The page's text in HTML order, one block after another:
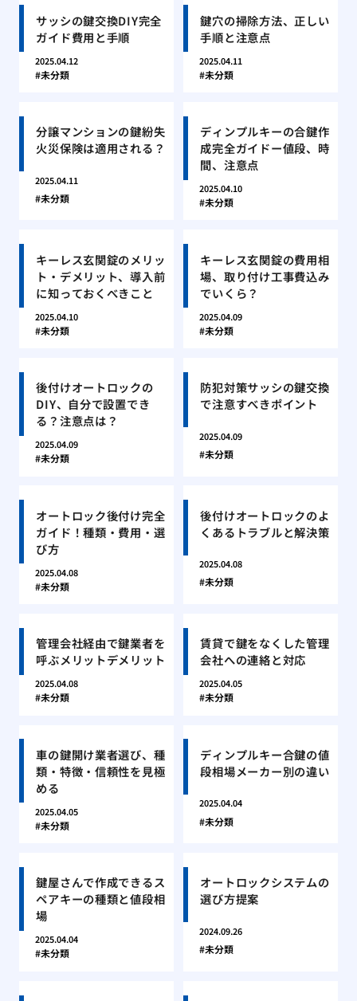
サッシの鍵交換DIY完全
ガイド費用と手順
2025.04.12
未分類
鍵穴の掃除方法、正しい
手順と注意点
2025.04.11
未分類
分譲マンションの鍵紛失
火災保険は適用される？
2025.04.11
未分類
ディンプルキーの合鍵作
成完全ガイドー値段、時
間、注意点
2025.04.10
未分類
キーレス玄関錠のメリッ
ト・デメリット、導入前
に知っておくべきこと
2025.04.10
未分類
キーレス玄関錠の費用相
場、取り付け工事費込み
でいくら？
2025.04.09
未分類
後付けオートロックの
DIY、自分で設置でき
る？注意点は？
2025.04.09
未分類
防犯対策サッシの鍵交換
で注意すべきポイント
2025.04.09
未分類
オートロック後付け完全
ガイド！種類・費用・選
び方
2025.04.08
未分類
後付けオートロックのよ
くあるトラブルと解決策
2025.04.08
未分類
管理会社経由で鍵業者を
呼ぶメリットデメリット
2025.04.08
未分類
賃貸で鍵をなくした管理
会社への連絡と対応
2025.04.05
未分類
車の鍵開け業者選び、種
類・特徴・信頼性を見極
める
2025.04.05
未分類
ディンプルキー合鍵の値
段相場メーカー別の違い
2025.04.04
未分類
鍵屋さんで作成できるス
ペアキーの種類と値段相
場
2025.04.04
未分類
オートロックシステムの
選び方提案
2024.09.26
未分類